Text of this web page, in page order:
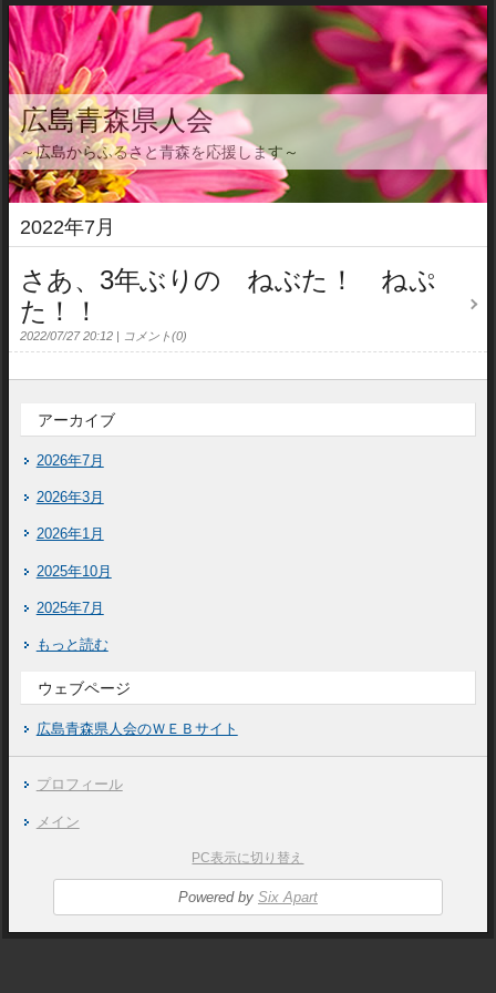
広島青森県人会
～広島からふるさと青森を応援します～
2022年7月
さあ、3年ぶりの ねぶた！ ねぷ
た！！
2022/07/27 20:12 コメント(0)
アーカイブ
2026年7月
2026年3月
2026年1月
2025年10月
2025年7月
もっと読む
ウェブページ
広島青森県人会のＷＥＢサイト
プロフィール
メイン
PC表示に切り替え
Powered by Six Apart